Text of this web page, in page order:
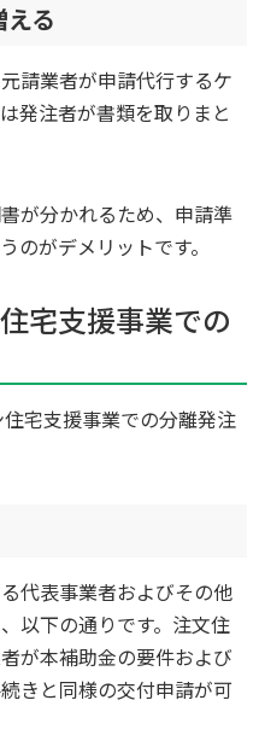
る
請業者が申請代行するケ
発注者が書類を取りまと
が分かれるため、申請準
のがデメリットです。
宅支援事業での
宅支援事業での分離発注
代表事業者およびその他
以下の通りです。注文住
が本補助金の要件および
きと同様の交付申請が可